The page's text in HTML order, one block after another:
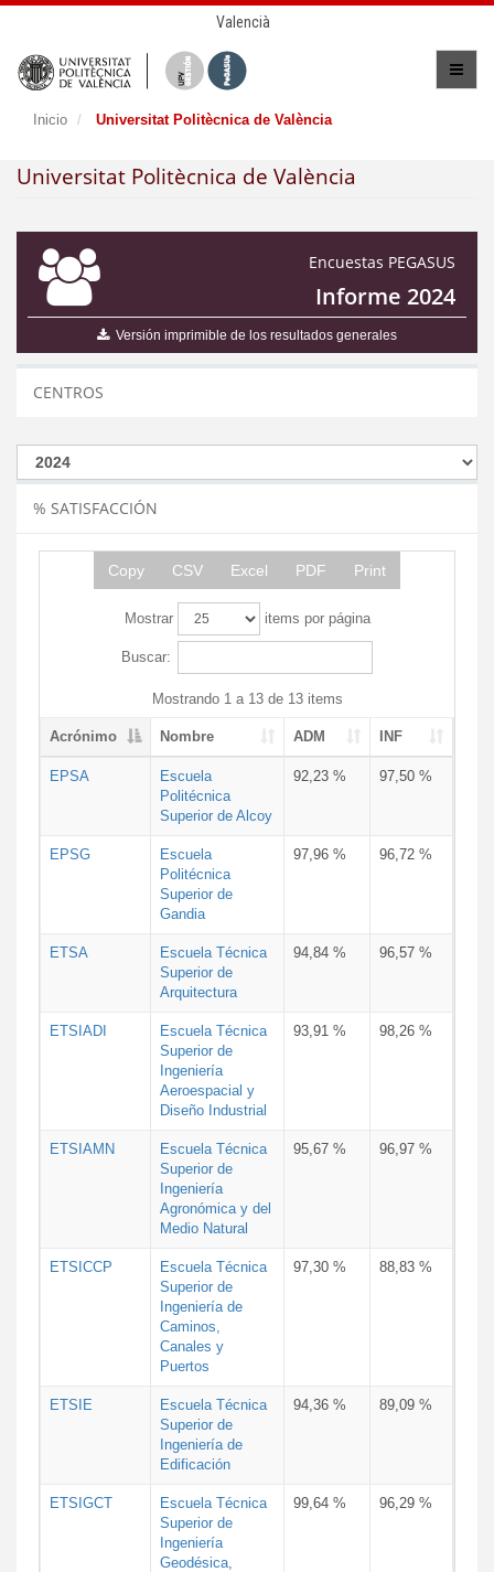
Valencià
Inicio Universitat Politècnica de València
Universitat Politècnica de València
Encuestas PEGASUS
Informe 2024
Versión imprimible de los resultados generales
CENTROS
% SATISFACCIÓN
Copy CSV Excel PDF Print
Mostrar items por página
Buscar:
Mostrando 1 a 13 de 13 items
Acrónimo Nombre ADM INF
EPSA
Escuela
Politécnica
Superior de Alcoy
92,23 % 97,50 %
EPSG
Escuela
Politécnica
Superior de
Gandia
97,96 % 96,72 %
ETSA
Escuela Técnica
Superior de
Arquitectura
94,84 % 96,57 %
ETSIADI
Escuela Técnica
Superior de
Ingeniería
Aeroespacial y
Diseño Industrial
93,91 % 98,26 %
ETSIAMN
Escuela Técnica
Superior de
Ingeniería
Agronómica y del
Medio Natural
95,67 % 96,97 %
ETSICCP
Escuela Técnica
Superior de
Ingeniería de
Caminos,
Canales y
Puertos
97,30 % 88,83 %
ETSIE
Escuela Técnica
Superior de
Ingeniería de
Edificación
94,36 % 89,09 %
ETSIGCT
Escuela Técnica
Superior de
Ingeniería
Geodésica,
99,64 % 96,29 %